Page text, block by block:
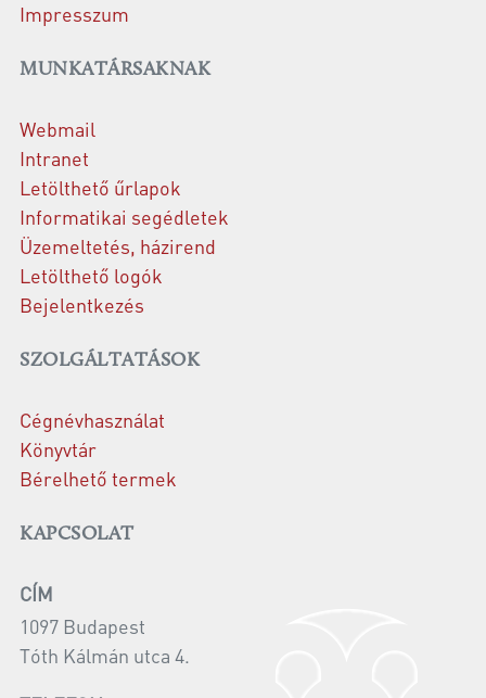
Impresszum
MUNKATÁRSAKNAK
Webmail
Intranet
Letölthető űrlapok
Informatikai segédletek
Üzemeltetés, házirend
Letölthető logók
Bejelentkezés
SZOLGÁLTATÁSOK
Cégnévhasználat
Könyvtár
Bérelhető termek
KAPCSOLAT
CÍM
1097 Budapest
Tóth Kálmán utca 4.